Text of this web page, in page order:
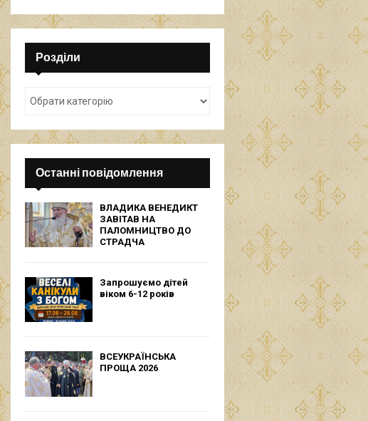
Розділи
Останні повідомлення
ВЛАДИКА ВЕНЕДИКТ
ЗАВІТАВ НА
ПАЛОМНИЦТВО ДО
СТРАДЧА
Запрошуємо дітей
віком 6-12 років
ВСЕУКРАЇНСЬКА
ПРОЩА 2026